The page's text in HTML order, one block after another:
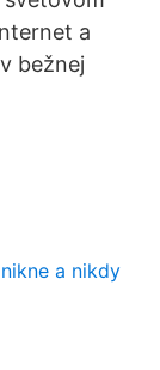
a
bežnej
a nikdy